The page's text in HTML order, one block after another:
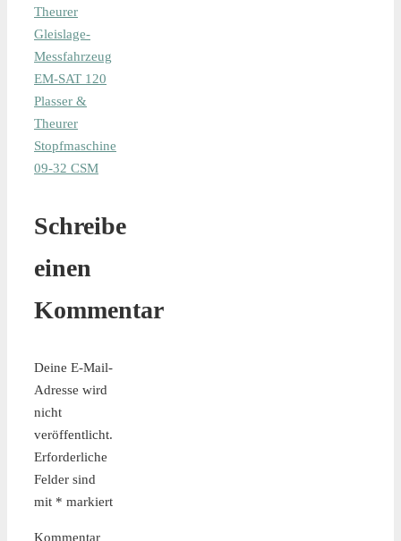
Theurer
Gleislage-
Messfahrzeug
EM-SAT 120
Plasser &
Theurer
Stopfmaschine
09-32 CSM
Schreibe
einen
Kommentar
Deine E-Mail-
Adresse wird
nicht
veröffentlicht.
Erforderliche
Felder sind
mit * markiert
Kommentar